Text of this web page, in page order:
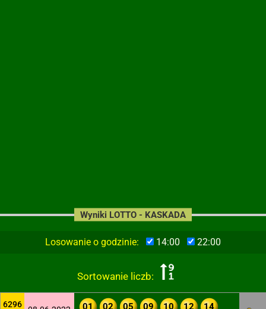
Losowanie o godzinie: 14:00 22:00
Sortowanie liczb:
Wyniki LOTTO - KASKADA
6296 01 02 05 09 10 12
14